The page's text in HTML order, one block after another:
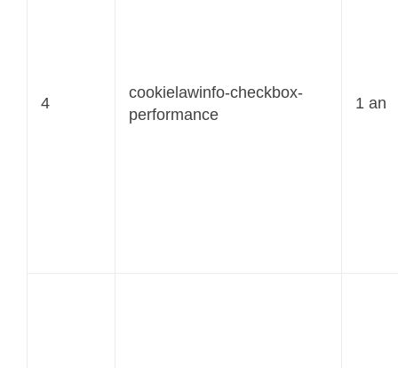
4
cookielawinfo-checkbox-
performance
1 an